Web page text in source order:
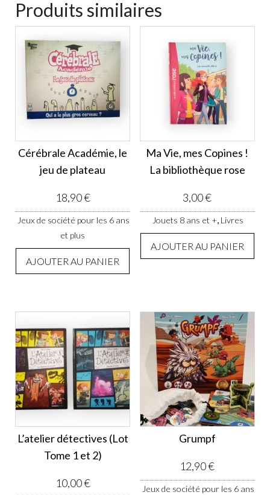
Produits similaires
Cérébrale Académie, le
jeu de plateau
18,90€
Jeux de société pour les 6 ans
et plus
AJOUTER AU PANIER
Ma Vie, mes Copines !
La bibliothèque rose
3,00€
Jouets 8 ans et + Livres
AJOUTER AU PANIER
L’atelier détectives (Lot
Tome 1 et 2)
10,00€
Grumpf
12,90€
Jeux de société pour les 6 ans